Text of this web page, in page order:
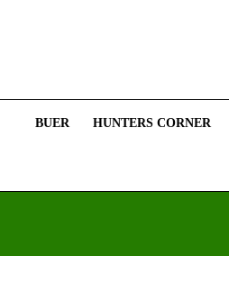
BUER HUNTERS CORNER